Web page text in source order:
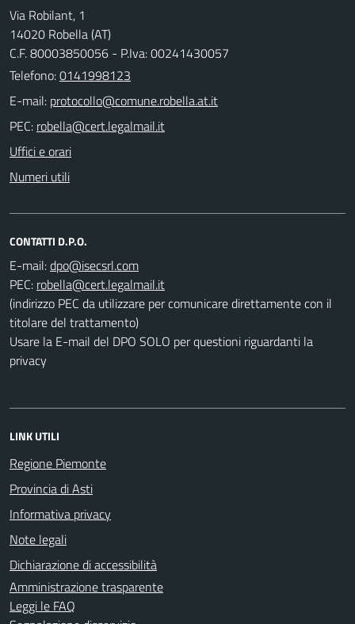
Via Robilant, 1
14020 Robella (AT)
C.F. 80003850056 - P.Iva: 00241430057
Telefono:0141998123
E-mail:
PEC:
Uffici e orari
Numeri utili
CONTATTI D.P.O.
E-mail:
PEC:
(indirizzo PEC da utilizzare per comunicare direttamente con il
titolare del trattamento)
Usare la E-mail del DPO SOLO per questioni riguardanti la
privacy
LINK UTILI
Regione Piemonte
Provincia di Asti
Informativa privacy
Note legali
Dichiarazione di accessibilità
Amministrazione trasparente
Leggi le FAQ